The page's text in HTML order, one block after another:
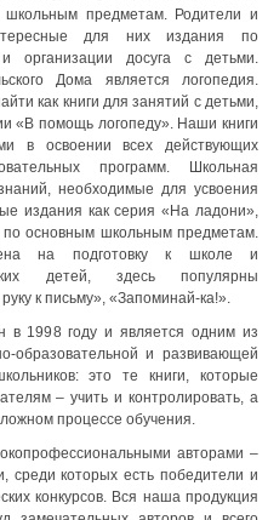
предметам. Родители и
для них издания по
организации досуга с детьми.
Дома является логопедия.
как книги для занятий с детьми,
«В помощь логопеду». Наши книги
в освоении всех действующих
программ. Школьная
необходимые для усвоения
издания как серия «На ладони»,
основным школьным предметам.
на подготовку к школе и
детей, здесь популярны
к письму», «Запоминай-ка!».
в 1998 году и является одним из
образовательной и развивающей
это те книги, которые
– учить и контролировать, а
процессе обучения.
авторами –
среди которых есть победители и
конкурсов. Вся наша продукция